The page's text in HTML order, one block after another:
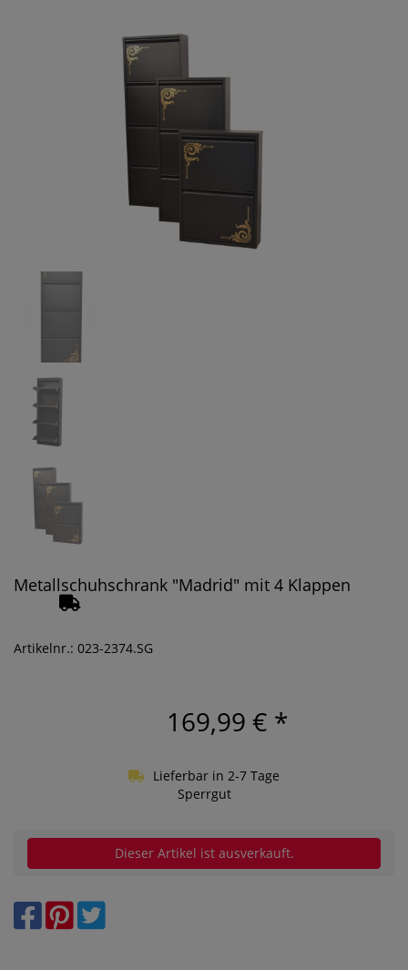
Metallschuhschrank "Madrid" mit 4 Klappen
Artikelnr.: 023-2374.SG
169,99 € *
Lieferbar in 2-7 Tage
Sperrgut
Dieser Artikel ist ausverkauft.